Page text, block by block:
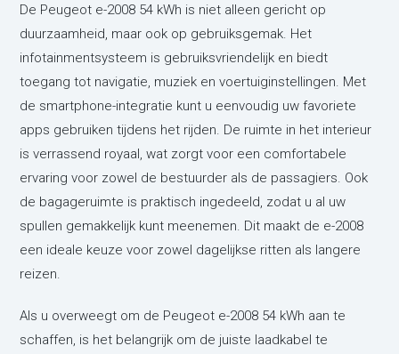
De Peugeot e-2008 54 kWh is niet alleen gericht op
duurzaamheid, maar ook op gebruiksgemak. Het
infotainmentsysteem is gebruiksvriendelijk en biedt
toegang tot navigatie, muziek en voertuiginstellingen. Met
de smartphone-integratie kunt u eenvoudig uw favoriete
apps gebruiken tijdens het rijden. De ruimte in het interieur
is verrassend royaal, wat zorgt voor een comfortabele
ervaring voor zowel de bestuurder als de passagiers. Ook
de bagageruimte is praktisch ingedeeld, zodat u al uw
spullen gemakkelijk kunt meenemen. Dit maakt de e-2008
een ideale keuze voor zowel dagelijkse ritten als langere
reizen.
Als u overweegt om de Peugeot e-2008 54 kWh aan te
schaffen, is het belangrijk om de juiste laadkabel te